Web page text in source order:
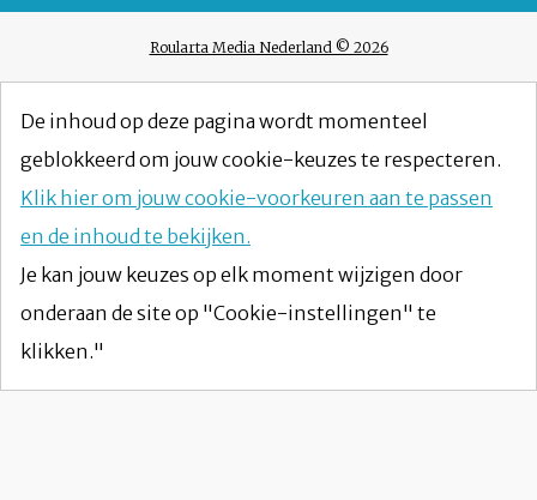
Roularta Media Nederland © 2026
De inhoud op deze pagina wordt momenteel
geblokkeerd om jouw cookie-keuzes te respecteren.
Klik hier om jouw cookie-voorkeuren aan te passen
en de inhoud te bekijken.
Je kan jouw keuzes op elk moment wijzigen door
onderaan de site op "Cookie-instellingen" te
klikken."